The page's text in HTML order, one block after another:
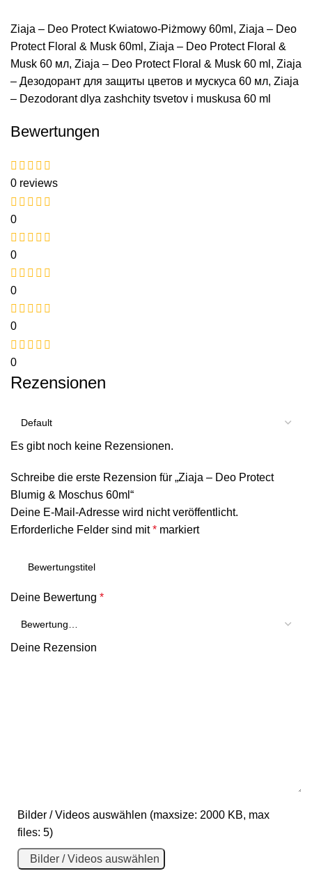
Ziaja – Deo Protect Kwiatowo-Piżmowy 60ml, Ziaja – Deo
Protect Floral & Musk 60ml, Ziaja – Deo Protect Floral &
Musk 60 мл, Ziaja – Deo Protect Floral & Musk 60 ml, Ziaja
– Дезодорант для защиты цветов и мускуса 60 мл, Ziaja
– Dezodorant dlya zashchity tsvetov i muskusa 60 ml
Bewertungen
0 reviews
0
0
0
0
0
Rezensionen
Es gibt noch keine Rezensionen.
Schreibe die erste Rezension für „Ziaja – Deo Protect
Blumig & Moschus 60ml“
Deine E-Mail-Adresse wird nicht veröffentlicht.
Erforderliche Felder sind mit* markiert
Deine Bewertung *
Deine Rezension
Bilder / Videos auswählen (maxsize: 2000 KB, max
files: 5)
Bilder / Videos auswählen